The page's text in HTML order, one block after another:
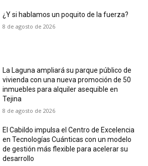
¿Y si hablamos un poquito de la fuerza?
8 de agosto de 2026
La Laguna ampliará su parque público de
vivienda con una nueva promoción de 50
inmuebles para alquiler asequible en
Tejina
8 de agosto de 2026
El Cabildo impulsa el Centro de Excelencia
en Tecnologías Cuánticas con un modelo
de gestión más flexible para acelerar su
desarrollo